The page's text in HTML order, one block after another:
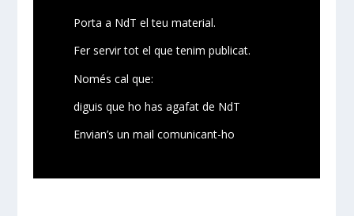
Porta a NdT el teu material.
Fer servir tot el que tenim publicat.
Només cal que:
diguis que ho has agafat de NdT
Envian’s un mail comunicant-ho